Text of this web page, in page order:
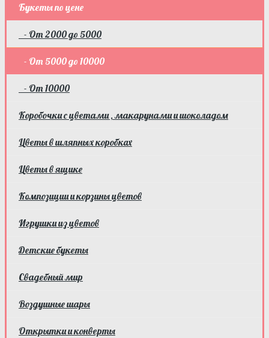
Букеты по цене
- От 2000 до 5000
- От 5000 до 10000
- От 10000
Коробочки с цветами , макарунами и шоколадом
Цветы в шляпных коробках
Цветы в ящике
Композиции и корзины цветов
Игрушки из цветов
Детские букеты
Свадебный мир
Воздушные шары
Открытки и конверты